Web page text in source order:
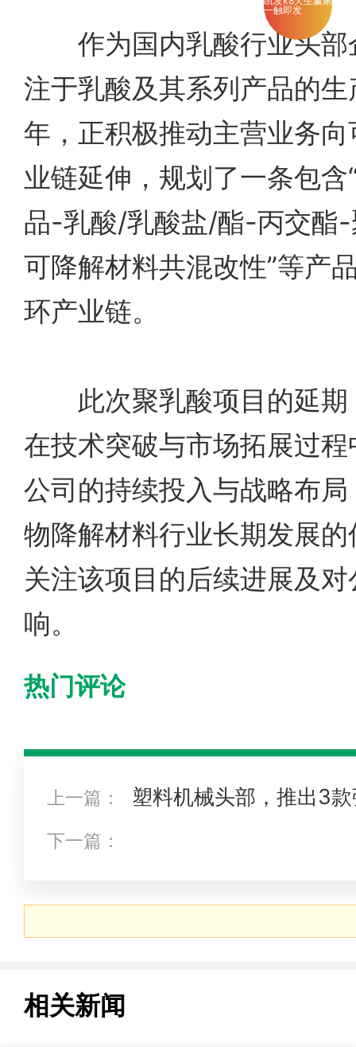
作为国内乳酸行业头部
注于乳酸及其系列产品的
年，正积极推动主营业务
业链延伸，规划了一条包
品-乳酸/乳酸盐/酯-丙交酯
可降解材料共混改性”等产
环产业链。
此次聚乳酸项目的延期
在技术突破与市场拓展过
公司的持续投入与战略布
物降解材料行业长期发展
关注该项目的后续进展及
响。
热门评论
上一篇： 塑料机械头部，推出3
下一篇：
相关新闻
一触即发